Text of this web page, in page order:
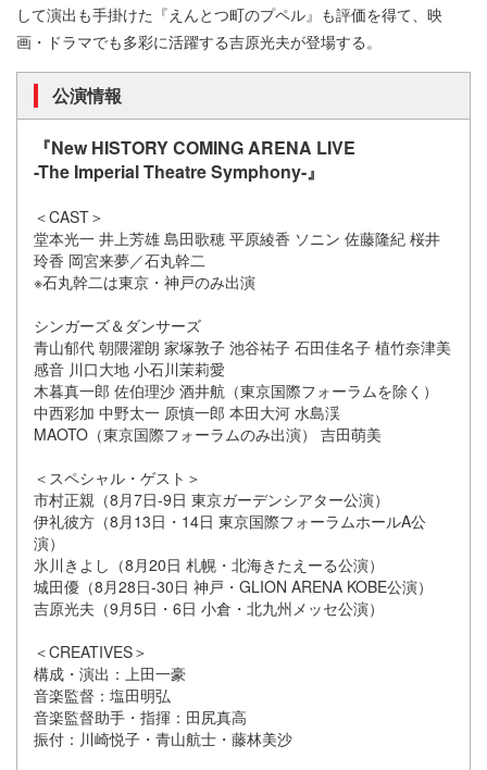
して演出も手掛けた『えんとつ町のプペル』も評価を得て、映
画・ドラマでも多彩に活躍する吉原光夫が登場する。
公演情報
『New HISTORY COMING ARENA LIVE
-The Imperial Theatre Symphony-』
＜CAST＞
堂本光一 井上芳雄 島田歌穂 平原綾香 ソニン 佐藤隆紀 桜井
玲香 岡宮来夢／石丸幹二
※石丸幹二は東京・神戸のみ出演
シンガーズ＆ダンサーズ
青山郁代 朝隈濯朗 家塚敦子 池谷祐子 石田佳名子 植竹奈津美
感音 川口大地 小石川茉莉愛
木暮真一郎 佐伯理沙 酒井航（東京国際フォーラムを除く）
中西彩加 中野太一 原慎一郎 本田大河 水島渓
MAOTO（東京国際フォーラムのみ出演） 吉田萌美
＜スペシャル・ゲスト＞
市村正親（8月7日-9日 東京ガーデンシアター公演）
伊礼彼方（8月13日・14日 東京国際フォーラムホールA公
演）
氷川きよし（8月20日 札幌・北海きたえーる公演）
城田優（8月28日-30日 神戸・GLION ARENA KOBE公演）
吉原光夫（9月5日・6日 小倉・北九州メッセ公演）
＜CREATIVES＞
構成・演出：上田一豪
音楽監督：塩田明弘
音楽監督助手・指揮：田尻真高
振付：川崎悦子・青山航士・藤林美沙